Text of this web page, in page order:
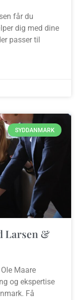
får du
dig med dine
passer til
SYDDANMARK
Larsen &
Maare
og ekspertise
Få